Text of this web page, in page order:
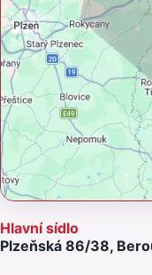
Hlavní sídlo
Plzeňská 86/38,